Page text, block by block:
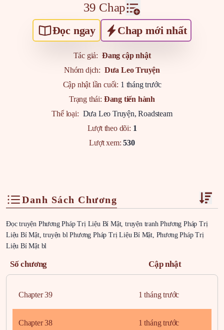
39 Chap
Đọc ngay Chap mới nhất
Tác giả: Đang cập nhật
Nhóm dịch: Dưa Leo Truyện
Cập nhật lần cuối: 1 tháng trước
Trạng thái: Đang tiến hành
Thể loại: Dưa Leo Truyện,Roadsteam
Lượt theo dõi: 1
Lượt xem: 530
Danh Sách Chương
Đọc truyện Phương Pháp Trị Liệu Bí Mật, truyện tranh Phương Pháp Trị
Liệu Bí Mật, truyện bl Phương Pháp Trị Liệu Bí Mật, Phương Pháp Trị
Liệu Bí Mật bl
Số chương Cập nhật
Chapter 39 1 tháng trước
Chapter 38 1 tháng trước